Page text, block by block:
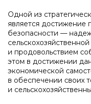
Одной из
является достижение
безопасности —
и продовольствием
этом в достижении
экономической
в обеспечении своих
и